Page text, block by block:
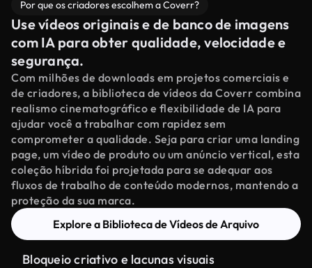
Por que os criadores escolhem a Coverr?
Use vídeos originais e de banco de imagens
com IA para obter qualidade, velocidade e
segurança.
Com milhões de downloads em projetos comerciais e
de criadores, a biblioteca de vídeos da Coverr combina
realismo cinematográfico e flexibilidade de IA para
ajudar você a trabalhar com rapidez sem
comprometer a qualidade. Seja para criar uma landing
page, um vídeo de produto ou um anúncio vertical, esta
coleção híbrida foi projetada para se adequar aos
fluxos de trabalho de conteúdo modernos, mantendo a
proteção da sua marca.
Explore a Biblioteca de Vídeos de Arquivo
Bloqueio criativo e lacunas visuais